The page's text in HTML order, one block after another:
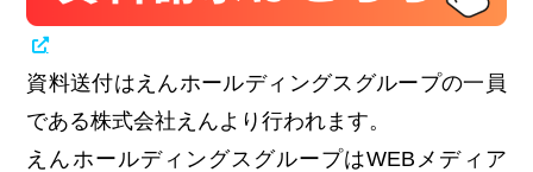
資料送付はえんホールディングスグループの一員
である株式会社えんより行われます。
えんホールディングスグループはWEBメディア